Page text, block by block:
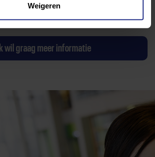
Weigeren
Ik wil graag meer informatie